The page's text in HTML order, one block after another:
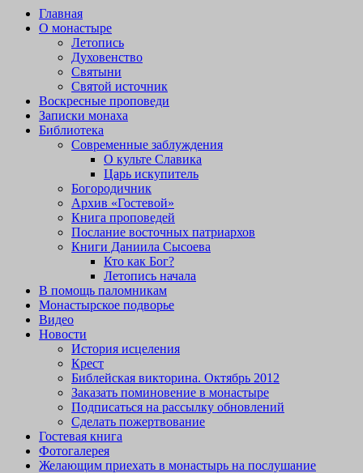
Главная
О монастыре
Летопись
Духовенство
Святыни
Святой источник
Воскресные проповеди
Записки монаха
Библиотека
Современные заблуждения
О культе Славика
Царь искупитель
Богородичник
Архив «Гостевой»
Книга проповедей
Послание восточных патриархов
Книги Даниила Сысоева
Кто как Бог?
Летопись начала
В помощь паломникам
Монастырское подворье
Видео
Новости
История исцеления
Крест
Библейская викторина. Октябрь 2012
Заказать поминовение в монастыре
Подписаться на рассылку обновлений
Сделать пожертвование
Гостевая книга
Фотогалерея
Желающим приехать в монастырь на послушание